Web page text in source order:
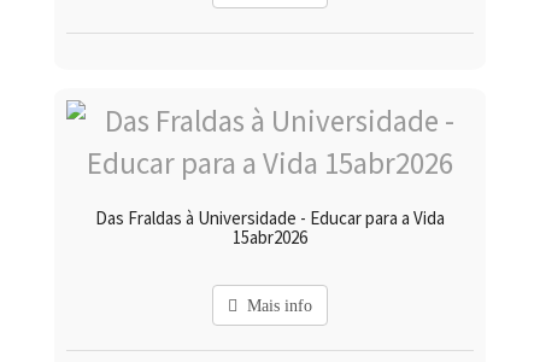
Das Fraldas à Universidade - Educar para a Vida
15abr2026
Mais info